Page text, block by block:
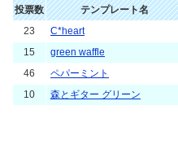
投票数 テンプレート名
23
C*heart
15
green waffle
46
ペパーミント
10
森とギター グリーン